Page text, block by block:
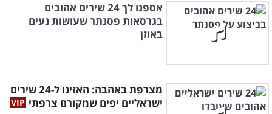
אספנו לך 24 שירים אהובים
בגרסאות פסנתר שעושות נעים
באוזן
מצרפת באהבה: האזינו ל-24 שירים
ישראליים יפים שמקורם צרפתי